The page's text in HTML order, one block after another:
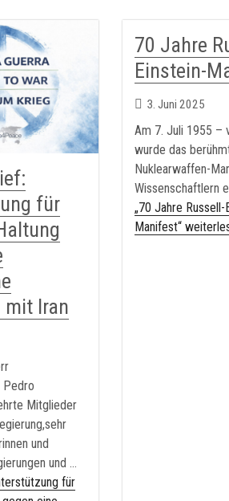
für
mit Iran
Pedro
Mitglieder
und
und …
für
70 Jahre
Einstein-
3. Juni 2025
Am 7. Juli 1955 –
wurde das
Nuklearwaffen-
Wissenschaftlern
„70 Jahre Russell-
Manifest“